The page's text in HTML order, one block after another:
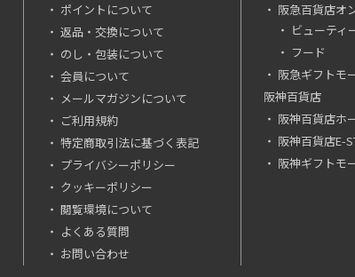
ポイントについて
返品・交換について
のし・包装について
会員について
メールマガジンについて
ご利用規約
特定商取引法に基づく表記
プライバシーポリシー
クッキーポリシー
閲覧環境について
よくある質問
お問い合わせ
阪急百貨店オ
ビューティ
フード
阪急ギフトモ
阪神百貨店
阪神百貨店ホ
阪神百貨店E-
阪神ギフトモ